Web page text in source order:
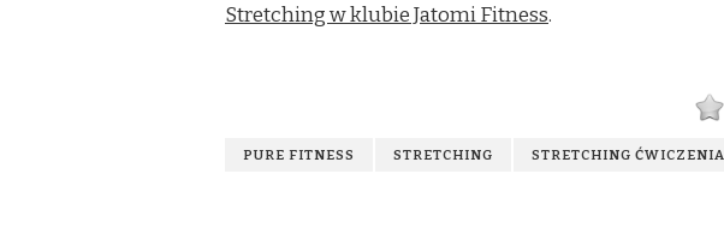
Stretching w klubie Jatomi Fitness.
PURE FITNESS STRETCHING STRETCHING ĆWICZENIA